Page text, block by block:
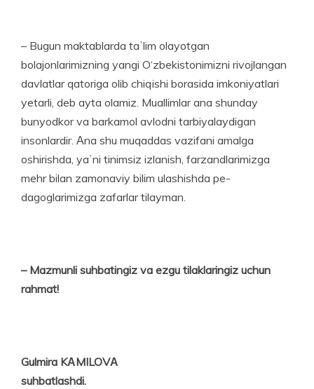
– Bugun maktablarda taʼlim olayotgan
bolajonlarimizning yangi O‘zbekistonimizni rivojlangan
davlatlar qatoriga olib chi­qishi borasida imkoniyatlari
yetarli, deb ayta olamiz. Muallimlar ana shunday
bunyodkor va barkamol avlodni tarbiyalaydigan
insonlardir. Аna shu muqaddas vazifani amalga
oshirishda, yaʼni tinimsiz izla­nish, farzandlarimizga
mehr bilan zamonaviy bilim ulashishda pe­
dagoglarimizga zafarlar tilayman.
– Mazmunli suhbatingiz va ezgu tilaklaringiz uchun
rahmat!
Gulmira KАMILOVА
suhbatlashdi.